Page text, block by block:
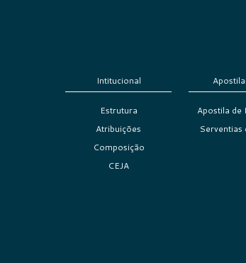
Intitucional
Estrutura
Atribuições
Composição
CEJA
Apostila de
Serventias